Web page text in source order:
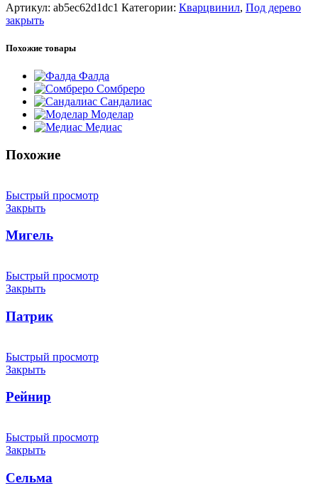
Артикул: ab5ec62d1dc1 Категории: Кварцвинил, Под дерево
закрыть
Похожие товары
Фалда
Сомбреро
Сандалиас
Моделар
Медиас
Похожие
Быстрый просмотр
Закрыть
Мигель
Быстрый просмотр
Закрыть
Патрик
Быстрый просмотр
Закрыть
Рейнир
Быстрый просмотр
Закрыть
Сельма